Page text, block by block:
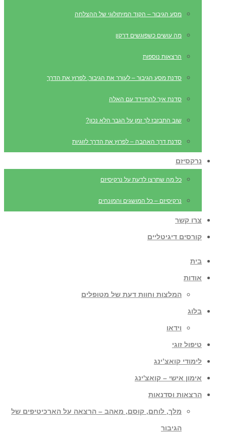
מסע הגיבור – הקוד המיתולוגי של ההצלחה
מה עושים כשפוגשים דרקון
הרצאות נוספות
סדנת מסע הגיבור – לעורר את הגיבור, לפרוץ את הדרך
סדנת איך להתיידד עם האלה
שוב התבזבז לך זמן על הגבר הלא נכון?
סדנת דרך האהבה – לפרוץ את הדרך לזוגיות
נרקסיזם
כל מה שתרצו לדעת על נרקיסיזם
נרקיסיזם – כל המושגים והמונחים
צרו קשר
קורסים דיגיטליים
בית
אודות
המלצות וחוות דעת של מטופלים
בלוג
וידאו
טיפול זוגי
לימודי קואצ’ינג
אימון אישי – קואצ'ינג
הרצאות וסדנאות
מלך, לוחם, קוסם, מאהב – הרצאה על הארכיטיפים של
הגיבור